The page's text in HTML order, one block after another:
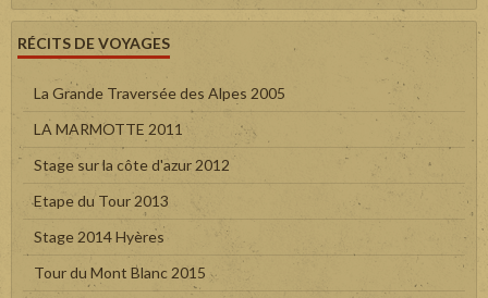
RÉCITS DE VOYAGES
La Grande Traversée des Alpes 2005
LA MARMOTTE 2011
Stage sur la côte d'azur 2012
Etape du Tour 2013
Stage 2014 Hyères
Tour du Mont Blanc 2015